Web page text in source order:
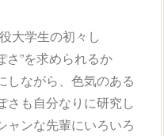
大学生の初々し
さ”を求められるか
しながら、色気のある
さも自分なりに研究し
ャンな先輩にいろいろ